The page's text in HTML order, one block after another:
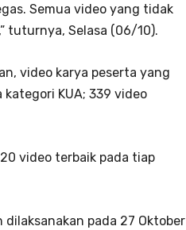
Semua video yang tidak
tuturnya, Selasa (06/10).
video karya peserta yang
KUA; 339 video
video terbaik pada tiap
pada 27 Oktober